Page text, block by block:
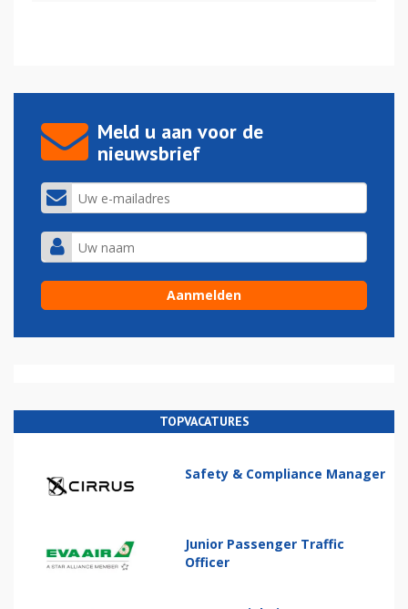
Meld u aan voor de
nieuwsbrief
TOPVACATURES
Safety & Compliance Manager
Junior Passenger Traffic
Officer